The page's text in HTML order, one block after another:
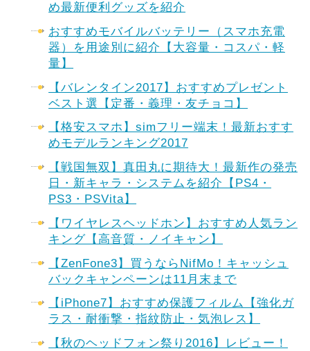
め最新便利グッズを紹介
おすすめモバイルバッテリー（スマホ充電
器）を用途別に紹介【大容量・コスパ・軽
量】
【バレンタイン2017】おすすめプレゼント
ベスト選【定番・義理・友チョコ】
【格安スマホ】simフリー端末！最新おすす
めモデルランキング2017
【戦国無双】真田丸に期待大！最新作の発売
日・新キャラ・システムを紹介【PS4・
PS3・PSVita】
【ワイヤレスヘッドホン】おすすめ人気ラン
キング【高音質・ノイキャン】
【ZenFone3】買うならNifMo！キャッシュ
バックキャンペーンは11月末まで
【iPhone7】おすすめ保護フィルム【強化ガ
ラス・耐衝撃・指紋防止・気泡レス】
【秋のヘッドフォン祭り2016】レビュー！